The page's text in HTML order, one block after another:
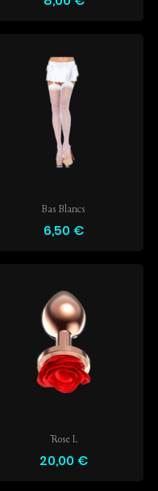
Bas Blancs
6,50 €
Rose L
20,00 €